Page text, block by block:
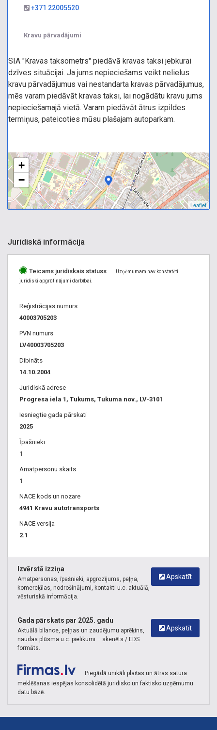
+371 22005520
Kravu pārvadājumi
SIA "Kravas taksometrs" piedāvā kravas taksi jebkurai
dzīves situācijai. Ja jums nepieciešams veikt nelielus
kravu pārvadājumus vai nestandarta kravas pārvadājumus,
mēs varam piedāvāt kravas taksi, lai nogādātu kravu jums
nepieciešamajā vietā. Varam piedāvāt ātrus izpildes
termiņus, pateicoties mūsu plašajam autoparkam.
+
−
Leaflet
Juridiskā informācija
Teicams juridiskais statuss
Uzņēmumam nav konstatēti
juridiski apgrūtinājumi darbībai.
Reģistrācijas numurs
40003705203
PVN numurs
LV40003705203
Dibināts
14.10.2004
Juridiskā adrese
Progresa iela 1, Tukums, Tukuma nov., LV-3101
Iesniegtie gada pārskati
2025
Īpašnieki
1
Amatpersonu skaits
1
NACE kods un nozare
4941 Kravu autotransports
NACE versija
2.1
Apskatīt
Izvērstā izziņa
Amatpersonas, īpašnieki, apgrozījums, peļņa,
komercķīlas, nodrošinājumi, kontakti u.c. aktuālā,
vēsturiskā informācija.
Apskatīt
Gada pārskats par 2025. gadu
Aktuālā bilance, peļņas un zaudējumu aprēķins,
naudas plūsma u.c. pielikumi – skenēts / EDS
formāts.
Piegādā unikāli plašas un ātras satura
meklēšanas iespējas konsolidētā juridisko un faktisko uzņēmumu
datu bāzē.